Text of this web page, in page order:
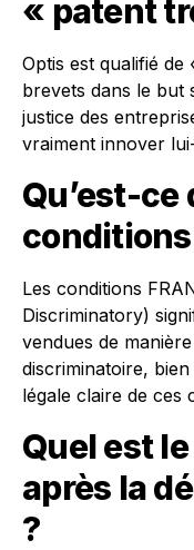
« patent
Optis est qualifié
brevets dans le but
justice des
vraiment innover
Qu’est-ce
conditions
Les conditions
Discriminatory)
vendues de
discriminatoire, bien
légale claire de ces
Quel est
après la
?